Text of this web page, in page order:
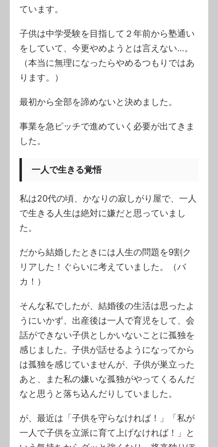
ています。
子供は中学受験を目指して２年前から塾通い
をしていて、今更やめようとは言えない…。
（本当に無理になったらやめるつもりではあ
ります。）
最初から全部を諦めないと決めました。
事業を急ピッチで進めていく必要が出てきま
した。
一人で生きる覚悟
私は20代の頃、かなりの寂しがり屋で、一人
で生きる人生は絶対に嫌だと思っていまし
た。
だから結婚したときには人生の問題を9割ク
リアした！ぐらいに考えていました。（バ
カ！）
そんな私でしたが、結婚後の生活は思ったよ
うにいかず、出産後は一人で育児をして、会
話ができない子供としかいないことに孤独を
感じました。子供が話せるようになってから
は孤独を感じていませんが、子供が巣立った
あと、また私の嫌いな孤独がやってくるんだ
なと思うと落ち込んだりしていました。
が、最近は「子供を守らなければ！」「私が
一人で子供を立派に育て上げなければ！」と